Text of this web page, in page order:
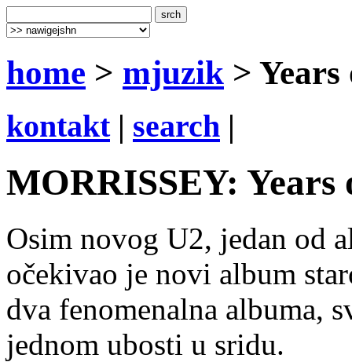
home > mjuzik >
kontakt| search |
MORRISSEY: Years
Osim novog U2, jedan od
očekivao je novi album
dva fenomenalna albuma,
jednom ubosti u sridu.